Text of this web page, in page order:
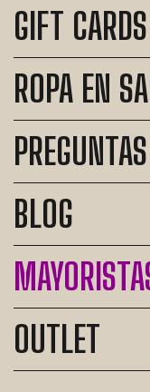
GIFT CARDS
ROPA EN
BLOG
OUTLET